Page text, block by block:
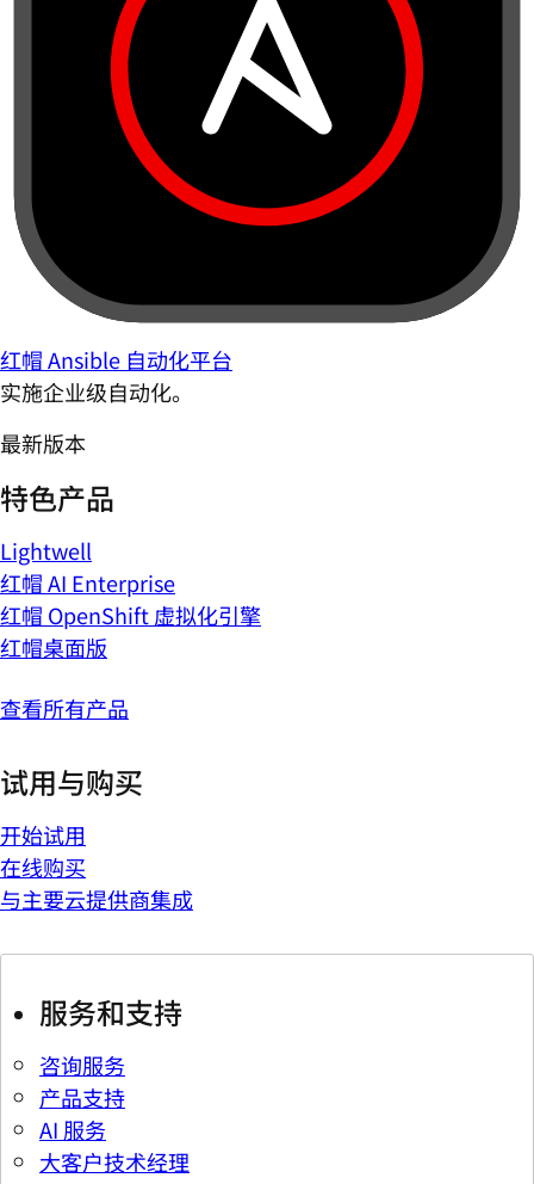
红帽 Ansible 自动化平台
实施企业级自动化。
最新版本
特色产品
Lightwell
红帽 AI Enterprise
红帽 OpenShift 虚拟化引擎
红帽桌面版
查看所有产品
试用与购买
开始试用
在线购买
与主要云提供商集成
服务和支持
咨询服务
产品支持
AI 服务
大客户技术经理